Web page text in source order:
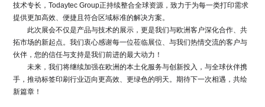
技术专长，Todaytec Group正持续整合全球资源，致力于为每一类打印需求
提供更加高效、便捷且符合区域标准的解决方案。
此次展会不仅是产品与技术的展示，更是我们与欧洲客户深化合作、共
拓市场的新起点。我们衷心感谢每一位莅临展位、与我们热情交流的客户与
伙伴，您的信任与支持是我们前进的最大动力！
未来，我们将继续加强在欧洲的本土化服务与创新投入，与全球伙伴携
手，推动标签印刷行业迈向更高效、更绿色的明天。期待下一次相遇，共绘
新篇章！